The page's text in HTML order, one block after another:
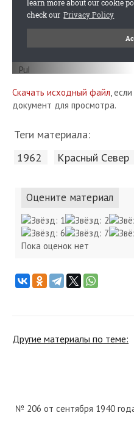
Скачать исходный файл,
документ для просмотра.
Теги материала:
1962 Красный Cевер
Оцените материал
Пока оценок нет
Другие материалы по теме:
№ 206 от сентября 1940